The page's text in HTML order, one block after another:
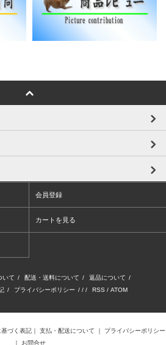
会員登録
カートを見る
いて / 配送・送料について / 返品について /
/ プライバシーポリシー / / / RSS / ATOM
づく表記｜ 支払・配送について ｜
プライバシーポリシー
｜ お問合せ